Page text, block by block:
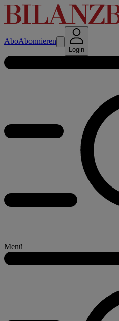
AboAbonnieren
Login
Menü